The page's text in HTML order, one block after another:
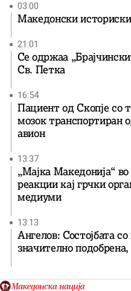
03:00
Македонски
21:01
Се одржаа
Св. Петка
16:54
Пациент од Скопје со
мозок транспортиран
авион
13:37
„Мајка Македонија“
реакции кај грчки
медиуми
13:13
Ангелов: Состојбата
значително